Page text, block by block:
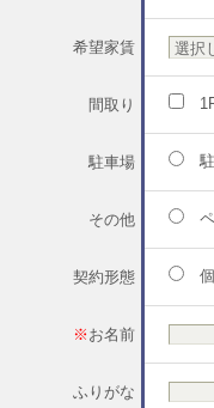
希望家賃
間取り
駐車場
その他
契約形態
※ お名前
ふりがな